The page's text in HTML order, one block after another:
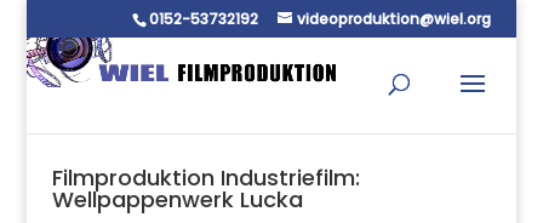
0152-53732192 videoproduktion@wiel.org
Filmproduktion Industriefilm:
Wellpappenwerk Lucka